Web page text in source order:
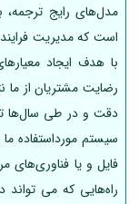
مدل‌های رایج
است که مدیریت
با هدف ایجاد
رضایت مشتریان از
دقت و در طی سال‌ها
سیستم مورداستفاده
فایل و یا فناوری‌های
راه‌هایی که می تواند